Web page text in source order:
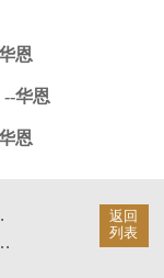
恩
华恩
恩
返回
列表
华恩
合适？--华恩